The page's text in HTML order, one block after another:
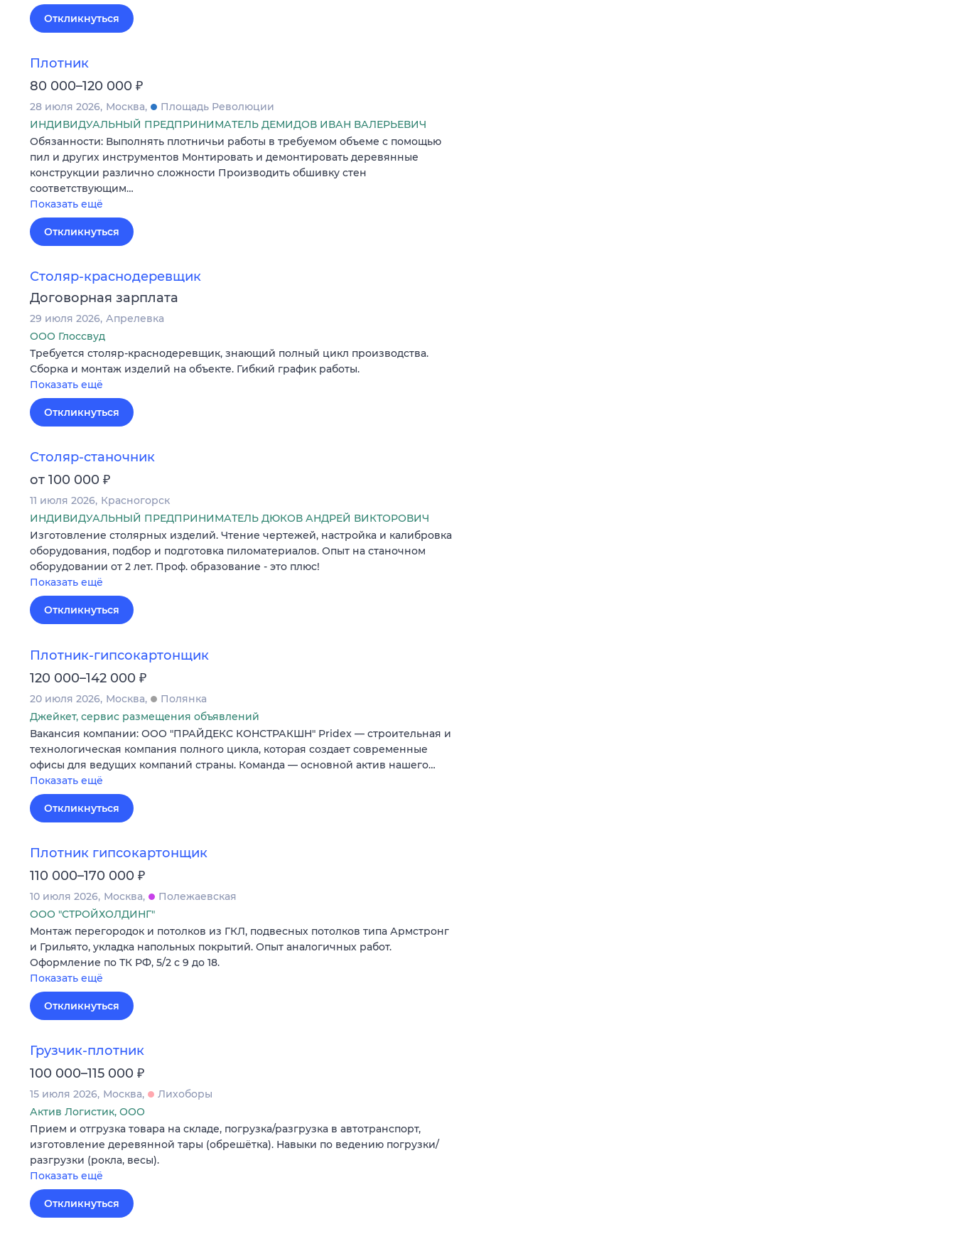
Откликнуться
Плотник
80 000–120 000 ₽
28 июля 2026 Москва
Площадь Революции
ИНДИВИДУАЛЬНЫЙ ПРЕДПРИНИМАТЕЛЬ ДЕМИДОВ ИВАН ВАЛЕРЬЕВИЧ
Обязанности: Выполнять плотничьи работы в требуемом объеме с помощью
пил и других инструментов Монтировать и демонтировать деревянные
конструкции различно сложности Производить обшивку стен
соответствующим…
Показать ещё
Откликнуться
Столяр-краснодеревщик
Договорная зарплата
29 июля 2026 Апрелевка
ООО Глоссвуд
Требуется столяр-краснодеревщик, знающий полный цикл производства.
Сборка и монтаж изделий на объекте. Гибкий график работы.
Показать ещё
Откликнуться
Столяр-станочник
от 100 000 ₽
11 июля 2026 Красногорск
ИНДИВИДУАЛЬНЫЙ ПРЕДПРИНИМАТЕЛЬ ДЮКОВ АНДРЕЙ ВИКТОРОВИЧ
Изготовление столярных изделий. Чтение чертежей, настройка и калибровка
оборудования, подбор и подготовка пиломатериалов. Опыт на станочном
оборудовании от 2 лет. Проф. образование - это плюс!
Показать ещё
Откликнуться
Плотник-гипсокартонщик
120 000–142 000 ₽
20 июля 2026 Москва
Полянка
Джейкет, сервис размещения объявлений
Вакансия компании: ООО "ПРАЙДЕКС КОНСТРАКШН" Pridex — строительная и
технологическая компания полного цикла, которая создает современные
офисы для ведущих компаний страны. Команда — основной актив нашего…
Показать ещё
Откликнуться
Плотник гипсокартонщик
110 000–170 000 ₽
10 июля 2026 Москва
Полежаевская
ООО "СТРОЙХОЛДИНГ"
Монтаж перегородок и потолков из ГКЛ, подвесных потолков типа Армстронг
и Грильято, укладка напольных покрытий. Опыт аналогичных работ.
Оформление по ТК РФ, 5/2 с 9 до 18.
Показать ещё
Откликнуться
Грузчик-плотник
100 000–115 000 ₽
15 июля 2026 Москва
Лихоборы
Актив Логистик, ООО
Прием и отгрузка товара на складе, погрузка/разгрузка в автотранспорт,
изготовление деревянной тары (обрешётка). Навыки по ведению погрузки/
разгрузки (рокла, весы).
Показать ещё
Откликнуться